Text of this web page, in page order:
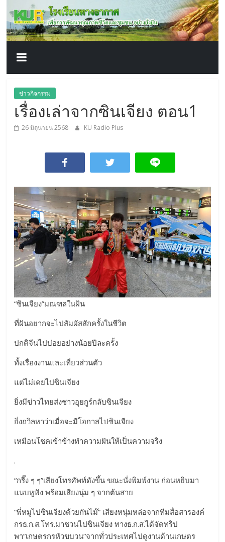
content
โรงเรียน
ทาง
อากาศ​
เพื่อ
พัฒนา
คุณภาพ
ชีวิต
ข่าวกิจกรรม
เรื่องเล่าจากซินเจียง ตอน1
26 มิถุนายน 2568 KU Radio Plus
“ซินเจียง”มณฑลในฝัน
ที่ฝันอยากจะไปสัมผัสสักครั้งในชีวิต
ปกติจีนไปบ่อยอย่างน้อยปีละครั้ง
ทั้งเรื่องงานและเที่ยวส่วนตัว
แต่ไม่เคยไปซินเจียง
ยิ่งมีข่าวไทยส่งชาวอุยกูร์กลับซินเจียง
ยิ่งถวิลหาว่าเมื่อจะมีโอกาสไปซินเจียง
เหมือนโชคเข้าข้างทำความฝันให้เป็นความจริง
.
“กรี๊ง ๆ ๆ”เสียงโทรศัพท์ดังขึ้น ขณะนั่งพิมพ์งาน ก่อนหยิบมา
แนบหูฟัง พร้อมเสียงนุ่ม ๆ จากต้นสาย
”พี่หมูไปซินเจียงด้วยกันไม๊” เสียงหนุ่มหล่อจากทีมสื่อสารองค์
กรธ.ก.ส.โทร.มาชวนไปซินเจียง ทางธ.ก.ส.ได้จัดทริป
พา”เกษตรกรหัวขบวน”จากทั่วประเทศไปดูงานด้านเกษตร